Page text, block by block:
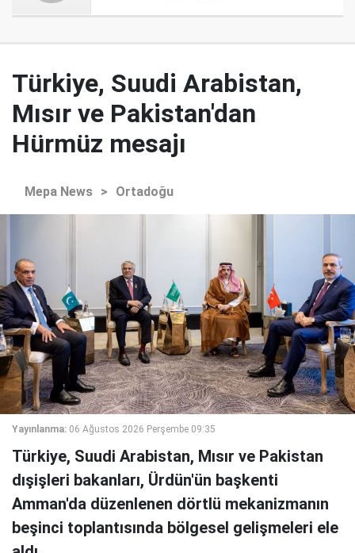
Türkiye, Suudi Arabistan,
Mısır ve Pakistan'dan
Hürmüz mesajı
Mepa News > Ortadoğu
Yayınlanma: 06 Ağustos 2026 Perşembe 09:35
Türkiye, Suudi Arabistan, Mısır ve Pakistan
dışişleri bakanları, Ürdün'ün başkenti
Amman'da düzenlenen dörtlü mekanizmanın
beşinci toplantısında bölgesel gelişmeleri ele